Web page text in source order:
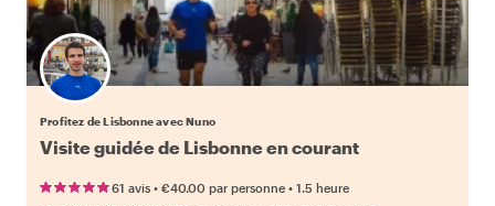
Profitez de Lisbonne avec Nuno
Visite guidée de Lisbonne en courant
61 avis • €40.00 par personne • 1.5 heure